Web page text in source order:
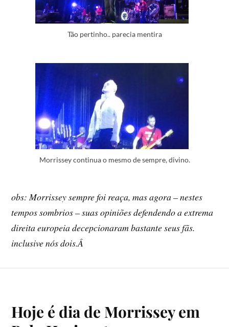
Tão pertinho.. parecia mentira
Morrissey continua o mesmo de sempre, divino.
obs: Morrissey sempre foi reaça, mas agora – nestes
tempos sombrios – suas opiniões defendendo a extrema
direita europeia decepcionaram bastante seus fãs.
inclusive nós dois.Â
Hoje é dia de Morrissey em